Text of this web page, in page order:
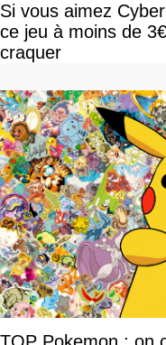
Si vous aimez
ce jeu à moins de
craquer